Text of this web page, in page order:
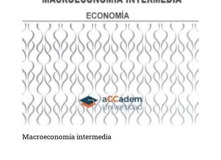
Macroeconomía intermedia